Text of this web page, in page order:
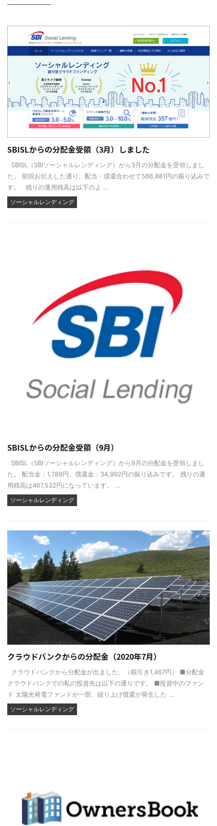
SBISLからの分配金受領（3月）しました
SBISL（SBIソーシャルレンディング）から3月の分配金を受領しまし
た。 前回お伝えした通り、配当・償還合わせて586,881円の振り込みで
す。 残りの運用残高は以下のよ ...
ソーシャルレンディング
SBISLからの分配金受領（9月）
SBISL（SBIソーシャルレンディング）から9月の分配金を受領しまし
た。 配当金：1,789円、償還金：34,992円の振り込みです。 残りの運
用残高は467,532円になっています。 ...
ソーシャルレンディング
クラウドバンクからの分配金（2020年7月）
クラウドバンクから分配金が出ました。（税引き1,467円） ■分配金
クラウドバンクでの私の投資先は以下の通りです。 ■投資中のファン
ド 太陽光発電ファンドが一部、繰り上げ償還が発生した ...
ソーシャルレンディング